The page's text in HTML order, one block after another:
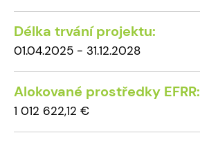
Délka trvání projektu:
01.04.2025 - 31.12.2028
Alokované prostředky EFRR:
1 012 622,12 €